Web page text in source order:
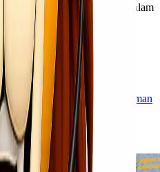
sebagai fasilitator utama dalam
pengiriman barang melalui
bisnis yang terlibat dalam
jasa ekspedisi jasa pengiriman